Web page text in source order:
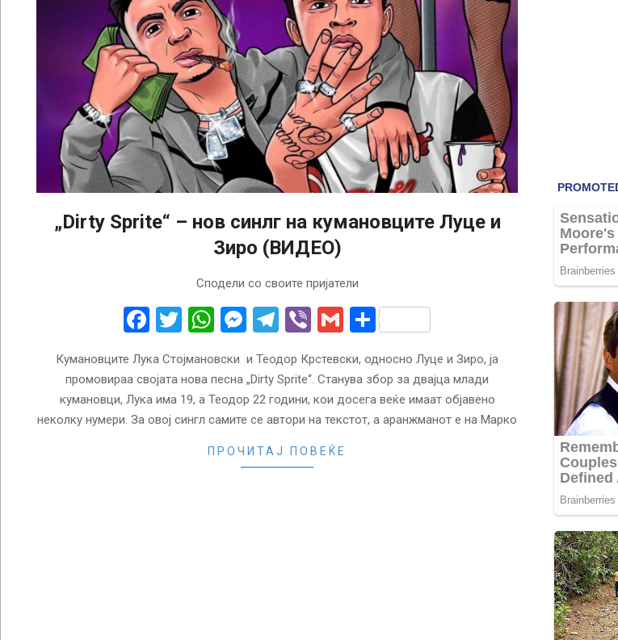
„Dirty Sprite“ – нов синлг на кумановците Луце и
Зиро (ВИДЕО)
Сподели со своите пријатели
Facebook
Twitter
WhatsApp
Messenger
Telegram
ViberGmailShare
Кумановците Лука Стојмановски и Теодор Крстевски, односно Луце и Зиро, ја
промовираа својата нова песна „Dirty Sprite“. Станува збор за двајца млади
кумановци, Лука има 19, а Теодор 22 години, кои досега веќе имаат објавено
неколку нумери. За овој сингл самите се автори на текстот, а аранжманот е на Марко
ПРОЧИТАЈ ПОВЕЌЕ